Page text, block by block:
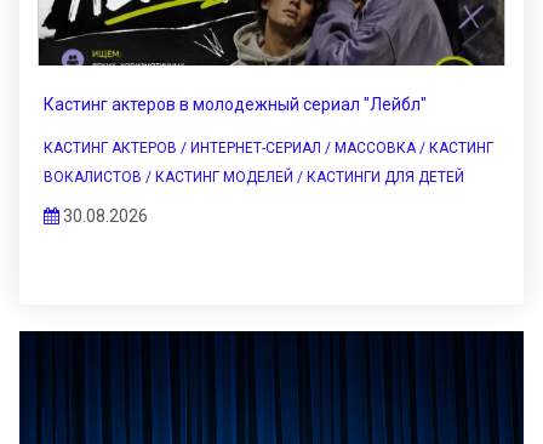
Кастинг актеров в молодежный сериал "Лейбл"
КАСТИНГ АКТЕРОВ / ИНТЕРНЕТ-СЕРИАЛ / МАССОВКА / КАСТИНГ
ВОКАЛИСТОВ / КАСТИНГ МОДЕЛЕЙ / КАСТИНГИ ДЛЯ ДЕТЕЙ
30.08.2026